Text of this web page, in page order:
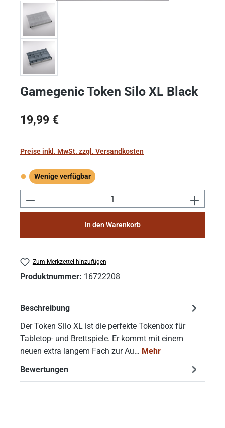
Gamegenic Token Silo XL Black
Regulärer Preis:
19,99 €
Preise inkl. MwSt. zzgl. Versandkosten
Wenige verfügbar
Wenige verfügbar
Produkt Anzahl: Gib den gewünschten
In den Warenkorb
Zum Merkzettel hinzufügen
Produktnummer: 16722208
Beschreibung
Der Token Silo XL ist die perfekte Tokenbox für
Tabletop- und Brettspiele. Er kommt mit einem
neuen extra langem Fach zur Au… Mehr
Bewertungen